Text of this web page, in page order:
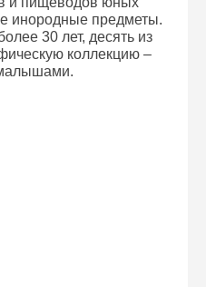
инородные предметы.
30 лет, десять из
коллекцию –